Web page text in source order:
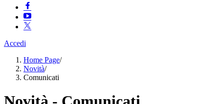
Accedi
Home Page/
Novità/
Comunicati